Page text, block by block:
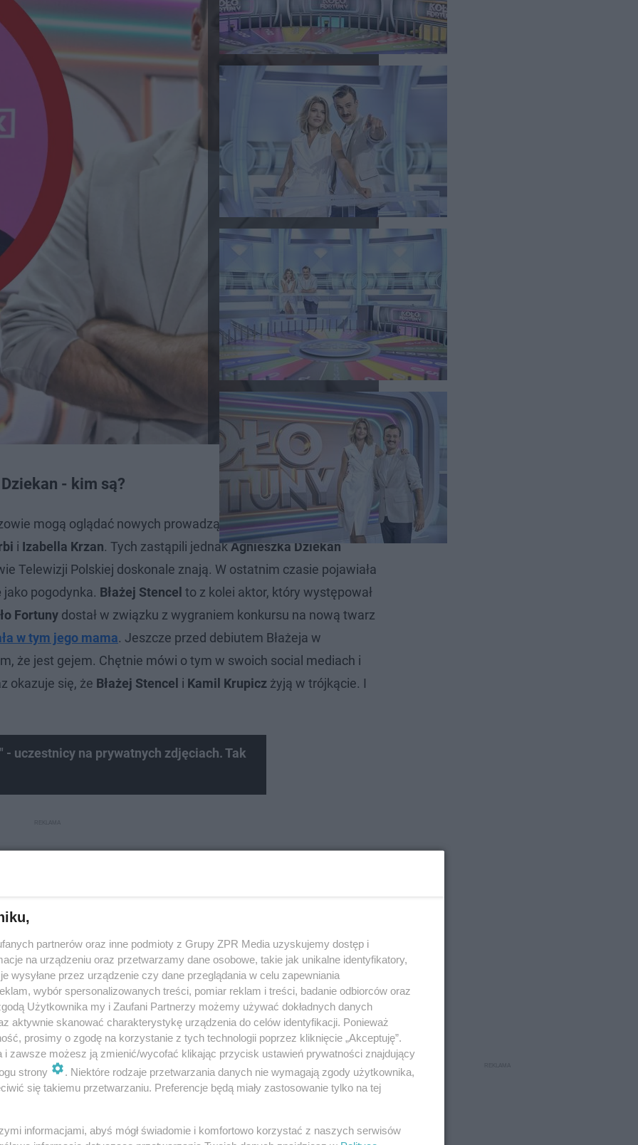
- kim są?
mogą oglądać nowych prowadzących tego teleturnieju. W
i Izabella Krzan. Tych zastąpili jednakAgnieszka Dziekan
Telewizji Polskiej doskonale znają. W ostatnim czasie pojawiała
jako pogodynka. Błażej Stencel to z kolei aktor, który występował
Fortuny dostał w związku z wygraniem konkursu na nową twarz
w tym jego mama. Jeszcze przed debiutem Błażeja w
że jest gejem. Chętnie mówi o tym w swoich social mediach i
okazuje się, że Błażej Stencel i Kamil Krupicz żyją w trójkącie. I
- uczestnicy na prywatnych zdjęciach. Tak
Koło Fortuny. W sieci pojawiły się komentarze porównujące
Tym nowy prowadzącyKoło Fortunywykazał się również
partnerów oraz inne podmioty z Grupy ZPR Media uzyskujemy dostęp i
na urządzeniu oraz przetwarzamy dane osobowe, takie jak unikalne identyfikatory,
wysyłane przez urządzenie czy dane przeglądania w celu zapewniania
wybór spersonalizowanych treści, pomiar reklam i treści, badanie odbiorców oraz
Użytkownika my i Zaufani Partnerzy możemy używać dokładnych danych
aktywnie skanować charakterystykę urządzenia do celów identyfikacji. Ponieważ
prosimy o zgodę na korzystanie z tych technologii poprzez kliknięcie „Akceptuję”.
i zawsze możesz ją zmienić/wycofać klikając przycisk ustawień prywatności znajdujący
strony
. Niektóre rodzaje przetwarzania danych nie wymagają zgody użytkownika,
się takiemu przetwarzaniu. Preferencje będą miały zastosowanie tylko na tej
informacjami, abyś mógł świadomie i komfortowo korzystać z naszych serwisów